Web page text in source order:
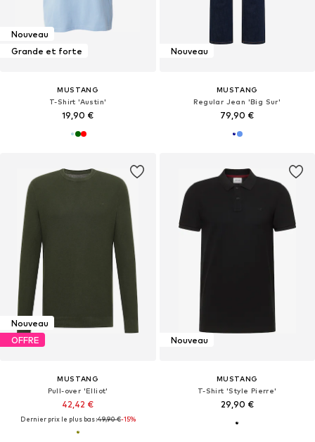
Nouveau
Grande et forte
MUSTANG
T-Shirt 'Austin'
19,90 €
Nouveau
MUSTANG
Regular Jean 'Big Sur'
79,90 €
Nouveau
OFFRE
MUSTANG
Pull-over 'Elliot'
42,42 €
Dernier prix le plus bas :49,90 €-15%
Nouveau
MUSTANG
T-Shirt 'Style Pierre'
29,90 €